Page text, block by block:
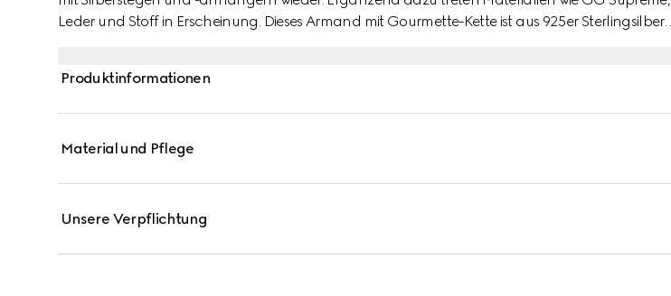
Leder und Stoff in Erscheinung. Dieses Armand mit Gourmette-Kette ist aus 925er Sterlingsilber
Produktinformationen
Material und Pflege
Unsere Verpflichtung